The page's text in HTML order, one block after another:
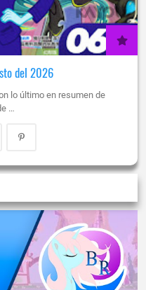
del 2026
lo último en resumen de
…